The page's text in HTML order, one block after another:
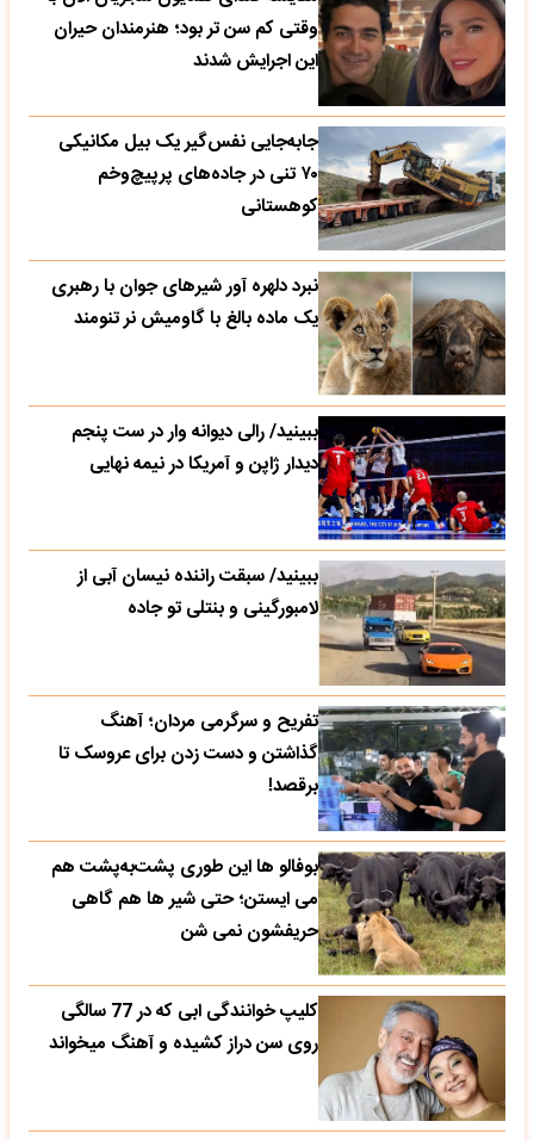
وقتی کم سن تر بود؛ هنرمندان حیران
این اجرایش شدند
جابه‌جایی نفس‌گیر یک بیل مکانیکی
۷۰ تنی در جاده‌های پرپیچ‌وخم
کوهستانی
نبرد دلهره آور شیرهای جوان با رهبری
یک ماده بالغ با گاومیش نر تنومند
ببینید/ رالی دیوانه وار در ست پنجم
دیدار ژاپن و آمریکا در نیمه نهایی
ببینید/ سبقت راننده نیسان آبی از
لامبورگینی و بنتلی تو جاده
تفریح و سرگرمی مردان؛ آهنگ
گذاشتن و دست زدن برای عروسک تا
برقصد!
بوفالو ها این‌ طوری پشت‌به‌پشت هم
می‌ ایستن؛ حتی شیر ها هم گاهی
حریفشون نمی‌ شن
کلیپ خوانندگی ابی که در 77 سالگی
روی سن دراز کشیده و آهنگ میخواند